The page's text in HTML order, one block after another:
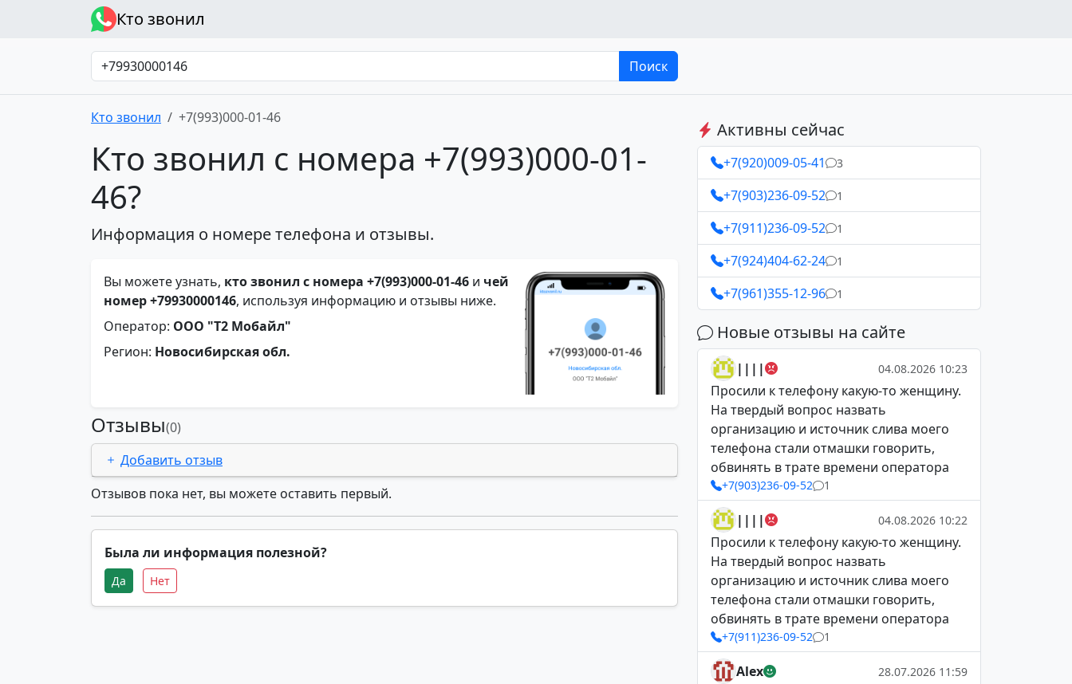
Кто звонил
Поиск
Кто звонил +7(993)000-01-46
Кто звонил с номера +7(993)000-01-
46?
Информация о номере телефона и отзывы.
Вы можете узнать, кто звонил с номера +7(993)000-01-46 и чей
номер +79930000146, используя информацию и отзывы ниже.
Оператор: ООО "Т2 Мобайл"
Регион: Новосибирская обл.
Отзывы(0)
Добавить отзыв
Отзывов пока нет, вы можете оставить первый.
Была ли информация полезной?
Да Нет
Активны сейчас
+7(920)009-05-41 3
+7(903)236-09-52 1
+7(911)236-09-52 1
+7(924)404-62-24 1
+7(961)355-12-96 1
Новые отзывы на сайте
|||| 04.08.2026 10:23
Просили к телефону какую-то женщину.
На твердый вопрос назвать
организацию и источник слива моего
телефона стали отмашки говорить,
обвинять в трате времени оператора
+7(903)236-09-52 1
|||| 04.08.2026 10:22
Просили к телефону какую-то женщину.
На твердый вопрос назвать
организацию и источник слива моего
телефона стали отмашки говорить,
обвинять в трате времени оператора
+7(911)236-09-52 1
Alex 28.07.2026 11:59